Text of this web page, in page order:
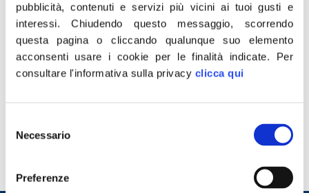
pubblicità, contenuti e servizi più vicini ai tuoi gusti e
interessi.Chiudendo questo messaggio, scorrendo
questa pagina o cliccando qualunque suo elemento
acconsenti usare i cookie per le finalità indicate. Per
consultare l'informativa sulla privacy clicca qui
delNecessario
Preferenze
“Ho letto basito l’intervista di Reinhold Messner relativa
soffre e la montagna rischia di morire>> dice oggi
guardando la desolazione delle bellissime Dolomiti con i
l’uomo. Appena […]